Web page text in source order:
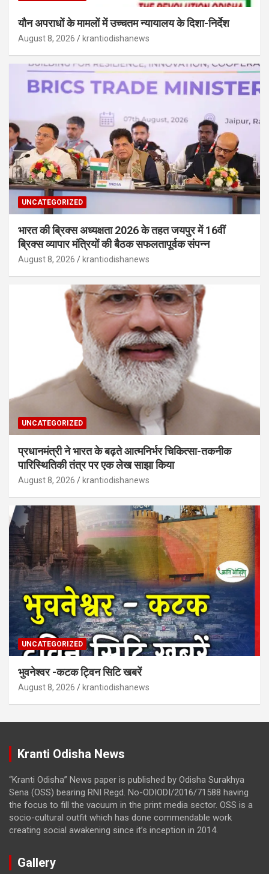
यौन अपराधों के मामलों में उच्चतम न्यायालय के दिशा-निर्देश
August 8, 2026 krantiodishanews
UNCATEGORIZED
भारत की ब्रिक्‍स अध्यक्षता 2026 के तहत जयपुर में 16वीं
ब्रिक्‍स व्यापार मंत्रियों की बैठक सफलतापूर्वक संपन्न
August 8, 2026 krantiodishanews
UNCATEGORIZED
प्रधानमंत्री ने भारत के बढ़ते आत्मनिर्भर चिकित्सा-तकनीक
पारिस्थितिकी तंत्र पर एक लेख साझा किया
August 8, 2026 krantiodishanews
UNCATEGORIZED
भुवनेश्वर -कटक ट्विन सिटि खबरें
August 8, 2026 krantiodishanews
Kranti Odisha News
“Kranti Odisha” News paper is published by Odisha Surakhya
Sena (OSS) bearing RNI Regd. No-ODIODI/2016/71588 having
the focus to fill the vacuum in the print media sector. OSS is a
socio-cultural outfit which has done commendable work
creating social awakening since it’s inception in 2014.
Gallery